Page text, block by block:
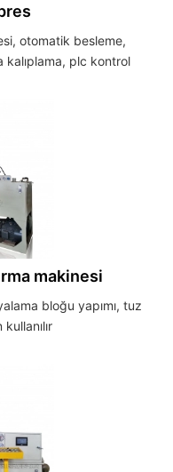
otomatik besleme,
kalıplama, plc kontrol
makinesi
bloğu yapımı, tuz
kullanılır